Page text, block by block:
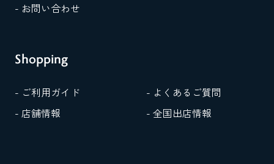
- お問い合わせ
Shopping
- ご利用ガイド
- よくあるご質問
- 店舗情報
- 全国出店情報